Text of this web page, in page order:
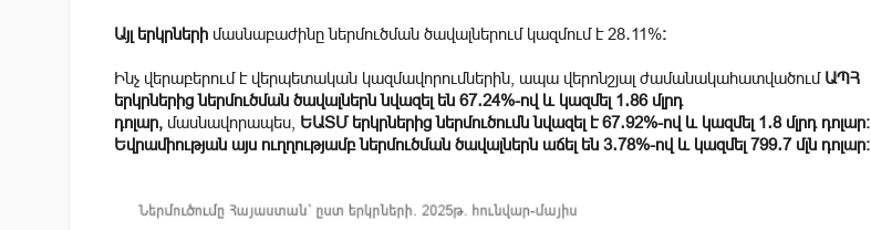
Այլ երկրների մասնաբաժինը ներմուծման ծավալներում կազմում է 28․11%։
Ինչ վերաբերում է վերպետական կազմավորումներին, ապա վերոնշյալ ժամանակահատվածում ԱՊՀ
երկրներից ներմուծման ծավալներն նվազել են 67․24%-ով և կազմել 1․86 մլրդ
դոլար, մասնավորապես, ԵԱՏՄ երկրներից ներմուծումն նվազել է 67․92%-ով և կազմել 1․8 մլրդ դոլար։
Եվրամիության այս ուղղությամբ ներմուծման ծավալներն աճել են 3․78%-ով և կազմել 799․7 մլն դոլար։